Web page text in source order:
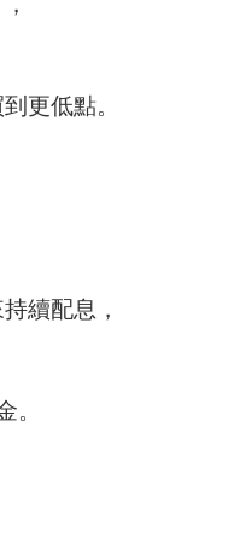
更低點。
續配息，